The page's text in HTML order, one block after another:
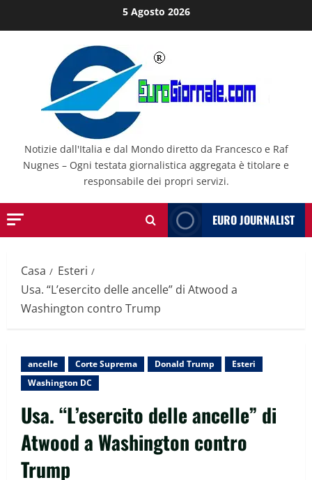
al
5 Agosto 2026
Notizie dall'Italia e dal Mondo diretto da Francesco e Raf
Nugnes – Ogni testata giornalistica aggregata è titolare e
responsabile dei propri servizi.
EURO JOURNALIST
Casa
Esteri
Usa. “L’esercito delle ancelle” di Atwood a
Washington contro Trump
ancelle Corte Suprema Donald Trump
Esteri
Washington DC
Usa. “L’esercito delle ancelle” di
Atwood a Washington contro
Trump